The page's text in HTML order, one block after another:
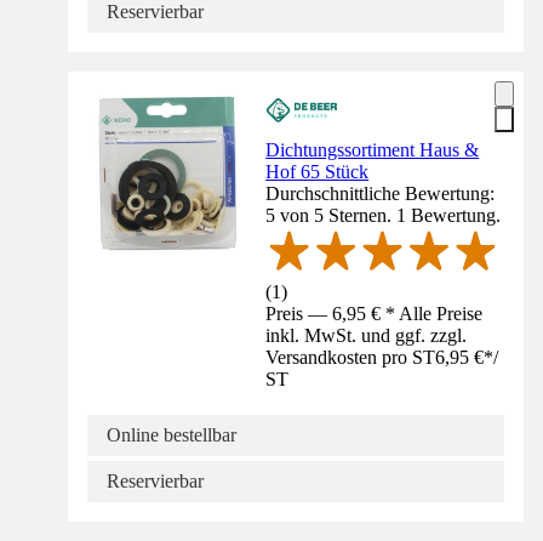
Reservierbar
Dichtungssortiment Haus &
Hof 65 Stück
Durchschnittliche Bewertung:
5 von 5 Sternen. 1 Bewertung.
(1)
Preis — 6,95 € * Alle Preise
inkl. MwSt. und ggf. zzgl.
Versandkosten pro ST6,95 €*/
ST
Online bestellbar
Reservierbar